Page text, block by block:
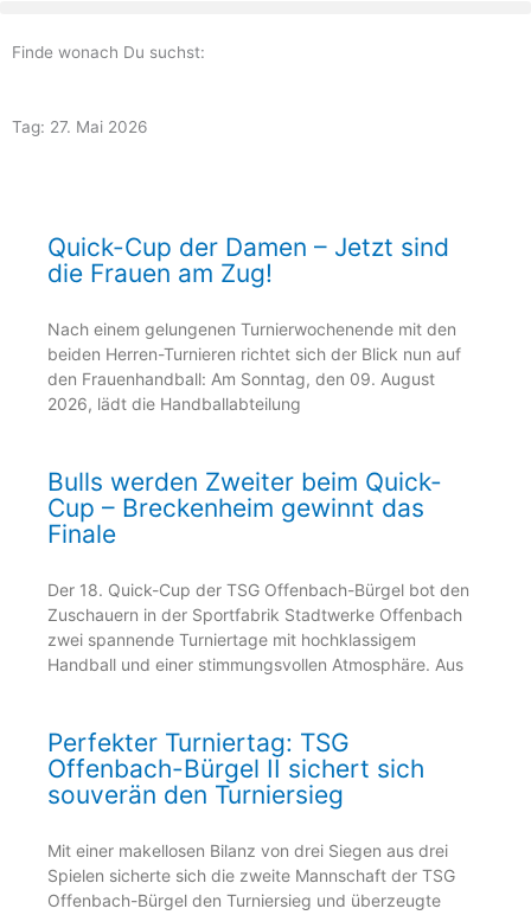
springen
Finde wonach Du suchst:
Tag: 27. Mai 2026
Quick-Cup der Damen – Jetzt sind
die Frauen am Zug!
Nach einem gelungenen Turnierwochenende mit den
beiden Herren-Turnieren richtet sich der Blick nun auf
den Frauenhandball: Am Sonntag, den 09. August
2026, lädt die Handballabteilung
Bulls werden Zweiter beim Quick-
Cup – Breckenheim gewinnt das
Finale
Der 18. Quick-Cup der TSG Offenbach-Bürgel bot den
Zuschauern in der Sportfabrik Stadtwerke Offenbach
zwei spannende Turniertage mit hochklassigem
Handball und einer stimmungsvollen Atmosphäre. Aus
Perfekter Turniertag: TSG
Offenbach-Bürgel II sichert sich
souverän den Turniersieg
Mit einer makellosen Bilanz von drei Siegen aus drei
Spielen sicherte sich die zweite Mannschaft der TSG
Offenbach-Bürgel den Turniersieg und überzeugte